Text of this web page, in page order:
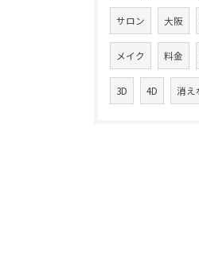
サロン 大阪
メイク 料金
3D 4D 消え